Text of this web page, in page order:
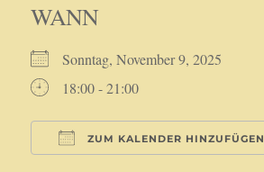
WANN
Sonntag, November 9, 2025
18:00 - 21:00
ZUM KALENDER HINZUFÜGEN